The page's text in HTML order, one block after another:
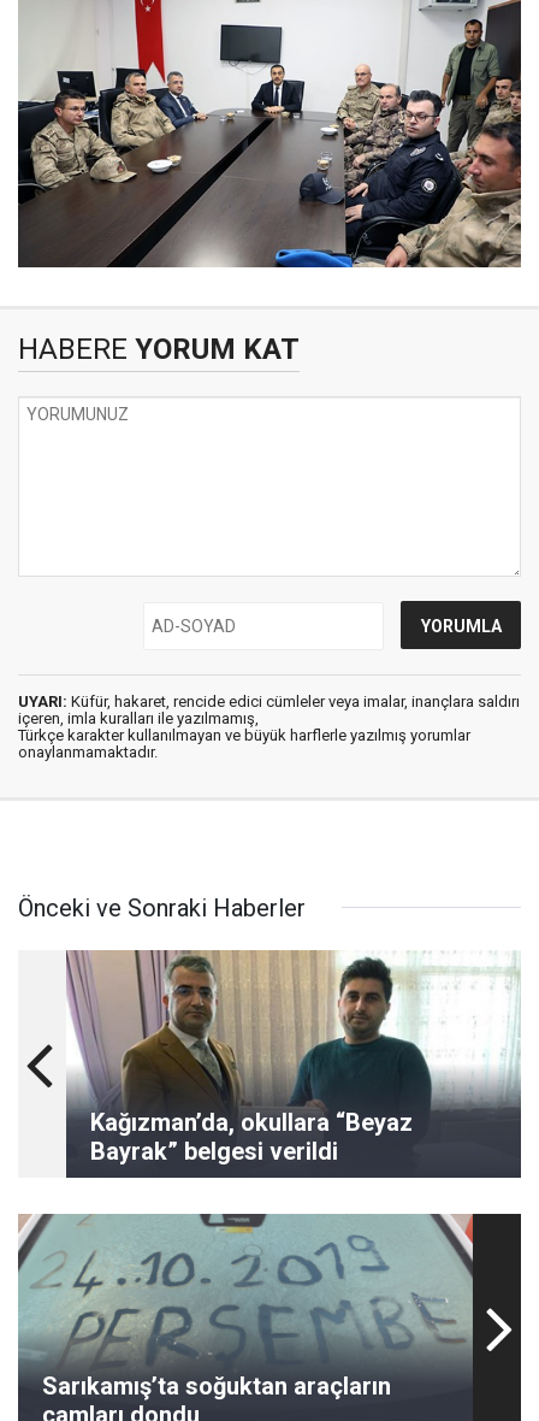
HABERE YORUM KAT
UYARI: Küfür, hakaret, rencide edici cümleler veya imalar, inançlara saldırı
içeren, imla kuralları ile yazılmamış,
Türkçe karakter kullanılmayan ve büyük harflerle yazılmış yorumlar
onaylanmamaktadır.
Önceki ve Sonraki Haberler
Kağızman’da, okullara “Beyaz
Bayrak” belgesi verildi
Sarıkamış’ta soğuktan araçların
camları dondu